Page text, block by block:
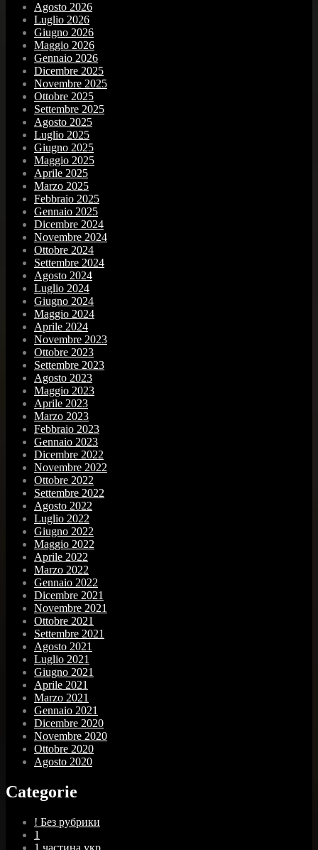
Agosto 2026
Luglio 2026
Giugno 2026
Maggio 2026
Gennaio 2026
Dicembre 2025
Novembre 2025
Ottobre 2025
Settembre 2025
Agosto 2025
Luglio 2025
Giugno 2025
Maggio 2025
Aprile 2025
Marzo 2025
Febbraio 2025
Gennaio 2025
Dicembre 2024
Novembre 2024
Ottobre 2024
Settembre 2024
Agosto 2024
Luglio 2024
Giugno 2024
Maggio 2024
Aprile 2024
Novembre 2023
Ottobre 2023
Settembre 2023
Agosto 2023
Maggio 2023
Aprile 2023
Marzo 2023
Febbraio 2023
Gennaio 2023
Dicembre 2022
Novembre 2022
Ottobre 2022
Settembre 2022
Agosto 2022
Luglio 2022
Giugno 2022
Maggio 2022
Aprile 2022
Marzo 2022
Gennaio 2022
Dicembre 2021
Novembre 2021
Ottobre 2021
Settembre 2021
Agosto 2021
Luglio 2021
Giugno 2021
Aprile 2021
Marzo 2021
Gennaio 2021
Dicembre 2020
Novembre 2020
Ottobre 2020
Agosto 2020
Categorie
! Без рубрики
1
1 частина укр